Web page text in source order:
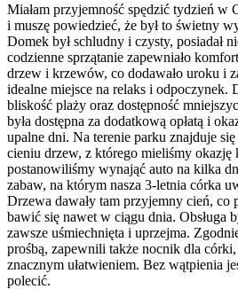
Miałam przyjemność spędzić tydzień w
i muszę powiedzieć, że był to świetny
Domek był schludny i czysty, posiadał
codzienne sprzątanie zapewniało
drzew i krzewów, co dodawało uroku i
idealne miejsce na relaks i odpoczynek.
bliskość plaży oraz dostępność
była dostępna za dodatkową opłatą i
upalne dni. Na terenie parku znajduje
cieniu drzew, z którego mieliśmy okazję
postanowiliśmy wynająć auto na kilka
zabaw, na którym nasza 3-letnia córka
Drzewa dawały tam przyjemny cień, co
bawić się nawet w ciągu dnia. Obsługa
zawsze uśmiechnięta i uprzejma.
prośbą, zapewnili także nocnik dla
znacznym ułatwieniem. Bez wątpienia
polecić.